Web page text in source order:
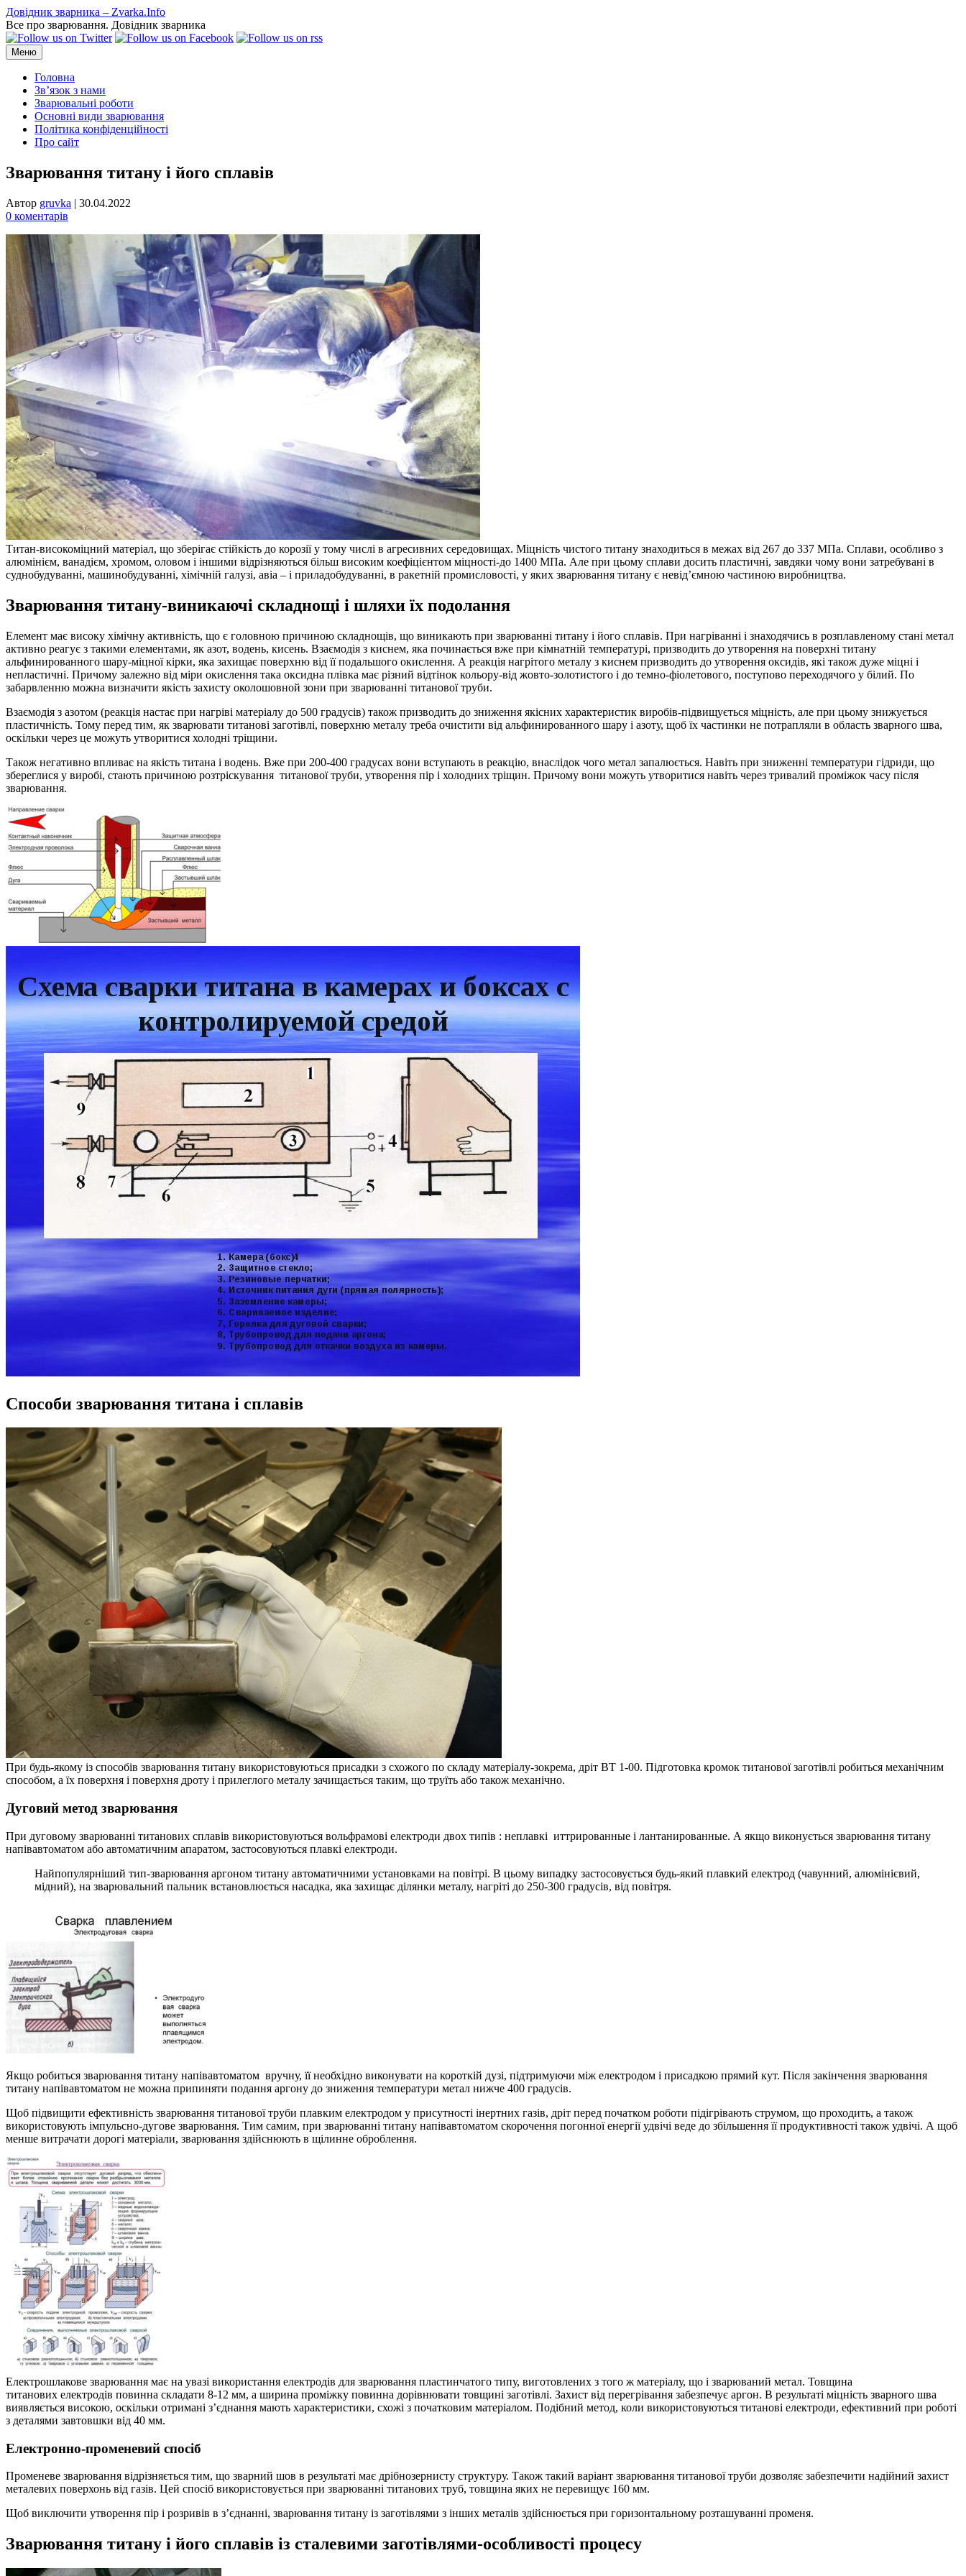
Перейти
до
вмісту
Довідник зварника – Zvarka.Info
Все про зварювання. Довідник зварника
Меню
Головна
Зв’язок з нами
Зварювальні роботи
Основні види зварювання
Політика конфіденційності
Про сайт
Зварювання титану і його сплавів
Автор gruvka | 30.04.2022
0 коментарів
Титан-високоміцний матеріал, що зберігає стійкість до корозії у тому числі в агресивних середовищах. Міцність чистого титану знаходиться в межах від 267 до 337 МПа. Сплави, особливо з
алюмінієм, ванадієм, хромом, оловом і іншими відрізняються більш високим коефіцієнтом міцності-до 1400 МПа. Але при цьому сплави досить пластичні, завдяки чому вони затребувані в
суднобудуванні, машинобудуванні, хімічній галузі, авіа – і приладобудуванні, в ракетній промисловості, у яких зварювання титану є невід’ємною частиною виробництва.
Зварювання титану-виникаючі складнощі і шляхи їх подолання
Елемент має високу хімічну активність, що є головною причиною складнощів, що виникають при зварюванні титану і його сплавів. При нагріванні і знаходячись в розплавленому стані метал
активно реагує з такими елементами, як азот, водень, кисень. Взаємодія з киснем, яка починається вже при кімнатній температурі, призводить до утворення на поверхні титану
альфинированного шару-міцної кірки, яка захищає поверхню від її подальшого окислення. А реакція нагрітого металу з киснем призводить до утворення оксидів, які також дуже міцні і
непластичні. Причому залежно від міри окислення така оксидна плівка має різний відтінок кольору-від жовто-золотистого і до темно-фіолетового, поступово переходячого у білий. По
забарвленню можна визначити якість захисту околошовной зони при зварюванні титанової труби.
Взаємодія з азотом (реакція настає при нагріві матеріалу до 500 градусів) також призводить до зниження якісних характеристик виробів-підвищується міцність, але при цьому знижується
пластичність. Тому перед тим, як зварювати титанові заготівлі, поверхню металу треба очистити від альфинированного шару і азоту, щоб їх частинки не потрапляли в область зварного шва,
оскільки через це можуть утворитися холодні тріщини.
Також негативно впливає на якість титана і водень. Вже при 200-400 градусах вони вступають в реакцію, внаслідок чого метал запалюється. Навіть при зниженні температури гідриди, що
збереглися у виробі, стають причиною розтріскування титанової труби, утворення пір і холодних тріщин. Причому вони можуть утворитися навіть через тривалий проміжок часу після
зварювання.
Способи зварювання титана і сплавів
При будь-якому із способів зварювання титану використовуються присадки з схожого по складу матеріалу-зокрема, дріт ВТ 1-00. Підготовка кромок титанової заготівлі робиться механічним
способом, а їх поверхня і поверхня дроту і прилеглого металу зачищається таким, що труїть або також механічно.
Дуговий метод зварювання
При дуговому зварюванні титанових сплавів використовуються вольфрамові електроди двох типів : неплавкі иттрированные і лантанированные. А якщо виконується зварювання титану
напівавтоматом або автоматичним апаратом, застосовуються плавкі електроди.
Найпопулярніший тип-зварювання аргоном титану автоматичними установками на повітрі. В цьому випадку застосовується будь-який плавкий електрод (чавунний, алюмінієвий,
мідний), на зварювальний пальник встановлюється насадка, яка захищає ділянки металу, нагріті до 250-300 градусів, від повітря.
Якщо робиться зварювання титану напівавтоматом вручну, її необхідно виконувати на короткій дузі, підтримуючи між електродом і присадкою прямий кут. Після закінчення зварювання
титану напівавтоматом не можна припиняти подання аргону до зниження температури метал нижче 400 градусів.
Щоб підвищити ефективність зварювання титанової труби плавким електродом у присутності інертних газів, дріт перед початком роботи підігрівають струмом, що проходить, а також
використовують імпульсно-дугове зварювання. Тим самим, при зварюванні титану напівавтоматом скорочення погонної енергії удвічі веде до збільшення її продуктивності також удвічі. А щоб
менше витрачати дорогі матеріали, зварювання здійснюють в щілинне оброблення.
Електрошлакове зварювання має на увазі використання електродів для зварювання пластинчатого типу, виготовлених з того ж матеріалу, що і зварюваний метал. Товщина
титанових електродів повинна складати 8-12 мм, а ширина проміжку повинна дорівнювати товщині заготівлі. Захист від перегрівання забезпечує аргон. В результаті міцність зварного шва
виявляється високою, оскільки отримані з’єднання мають характеристики, схожі з початковим матеріалом. Подібний метод, коли використовуються титанові електроди, ефективний при роботі
з деталями завтовшки від 40 мм.
Електронно-променевий спосіб
Променеве зварювання відрізняється тим, що зварний шов в результаті має дрібнозернисту структуру. Також такий варіант зварювання титанової труби дозволяє забезпечити надійний захист
металевих поверхонь від газів. Цей спосіб використовується при зварюванні титанових труб, товщина яких не перевищує 160 мм.
Щоб виключити утворення пір і розривів в з’єднанні, зварювання титану із заготівлями з інших металів здійснюється при горизонтальному розташуванні променя.
Зварювання титану і його сплавів із сталевими заготівлями-особливості процесу